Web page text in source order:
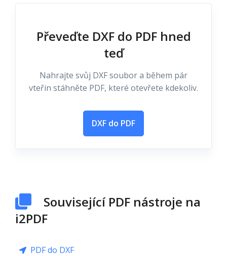
Převeďte DXF do PDF hned
teď
Nahrajte svůj DXF soubor a během pár
vteřin stáhněte PDF, které otevřete kdekoliv.
DXF do PDF
Související PDF nástroje na
i2PDF
PDF do DXF